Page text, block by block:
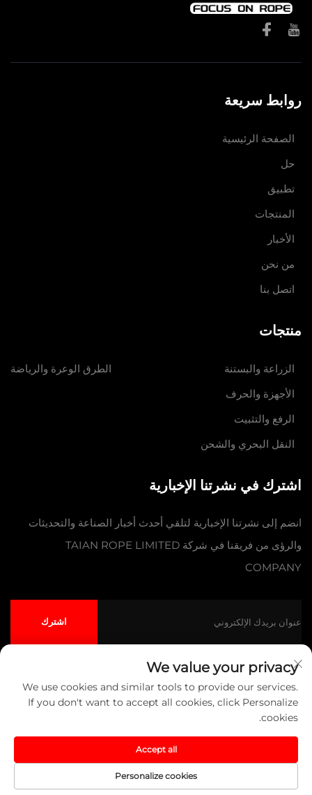
روابط سريعة
الصفحة الرئيسية
حل
تطبيق
المنتجات
الأخبار
من نحن
اتصل بنا
منتجات
الزراعة والبستنة
الأجهزة والحرف
الرفع والتثبيت
النقل البحري والشحن
الطرق الوعرة والرياضة
اشترك في نشرتنا الإخبارية
انضم إلى نشرتنا الإخبارية لتلقي أحدث أخبار الصناعة والتحديثات
والرؤى من فريقنا في شركة TAIAN ROPE LIMITED
COMPANY
اشترك
حقوق النشر © شركة تايآن للحبال المحدودة جميع الحقوق محفوظةسياسة
الخصوصية
المدونة
انقر لأعلى
We value your privacy
We use cookies and similar tools to provide our services.
If you don't want to accept all cookies, click Personalize
cookies.
Personalize cookies
Accept all